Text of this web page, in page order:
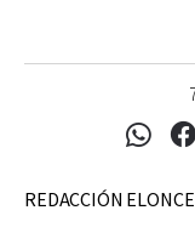
REDACCIÓN ELONCE